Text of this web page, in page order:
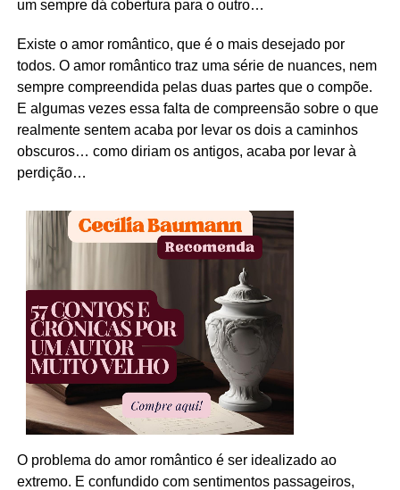
um sempre dá cobertura para o outro…
Existe o amor romântico, que é o mais desejado por
todos. O amor romântico traz uma série de nuances, nem
sempre compreendida pelas duas partes que o compõe.
E algumas vezes essa falta de compreensão sobre o que
realmente sentem acaba por levar os dois a caminhos
obscuros… como diriam os antigos, acaba por levar à
perdição…
O problema do amor romântico é ser idealizado ao
extremo. E confundido com sentimentos passageiros,